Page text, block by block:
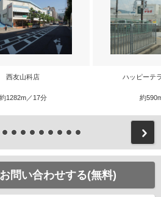
西友山科店
約1282m／17分
ハッピーテ
約
問い合わせする(無料)